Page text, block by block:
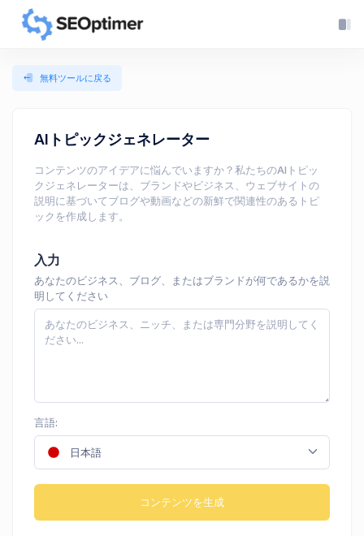
無料ツールに戻る
AIトピックジェネレーター
コンテンツのアイデアに悩んでいますか？私たちのAIトピッ
クジェネレーターは、ブランドやビジネス、ウェブサイトの
説明に基づいてブログや動画などの新鮮で関連性のあるトピ
ックを作成します。
入力
あなたのビジネス、ブログ、またはブランドが何であるかを説
明してください
言語:
日本語
コンテンツを生成